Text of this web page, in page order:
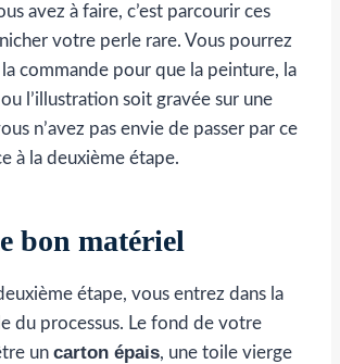
avez à faire, c’est parcourir ces
votre perle rare. Vous pourrez
commande pour que la peinture, la
l’illustration soit gravée sur une
n’avez pas envie de passer par ce
à la deuxième étape.
bon matériel
étape, vous entrez dans la
du processus. Le fond de votre
un carton épais, une toile vierge